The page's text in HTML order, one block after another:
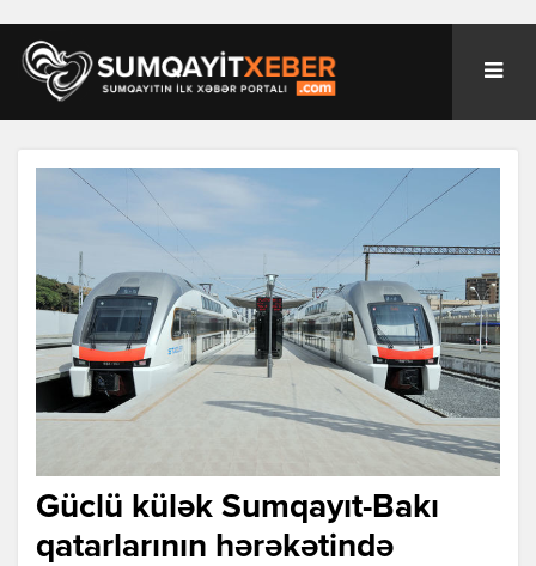
Güclü külək Sumqayıt-Bakı
qatarlarının hərəkətində